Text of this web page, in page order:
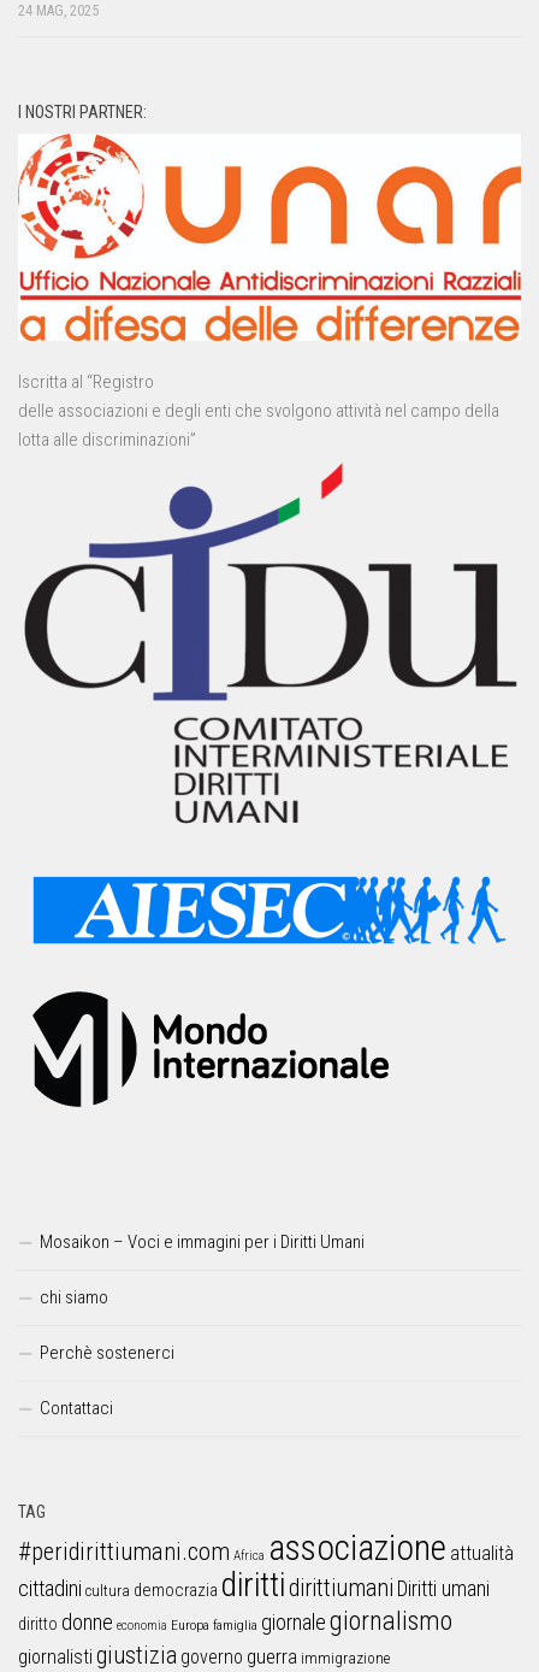
24 MAG, 2025
I NOSTRI PARTNER:
Iscritta al “Registro
delle associazioni e degli enti che svolgono attività nel campo della
lotta alle discriminazioni”
Mosaikon – Voci e immagini per i Diritti Umani
chi siamo
Perchè sostenerci
Contattaci
TAG
#peridirittiumani.com Africa associazione attualità
cittadini cultura democrazia dirittidirittiumani Diritti umani
diritto donne economia Europa famiglia giornalegiornalismo
giornalistigiustizia governo guerra immigrazione